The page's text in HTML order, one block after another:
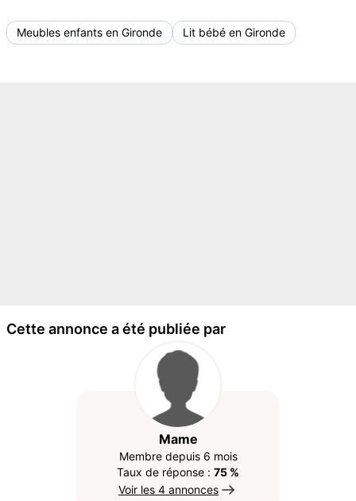
Meubles enfants en Gironde Lit bébé en Gironde
Cette annonce a été publiée par
Mame
Membre depuis 6 mois
Taux de réponse : 75 %
Voir les 4 annonces